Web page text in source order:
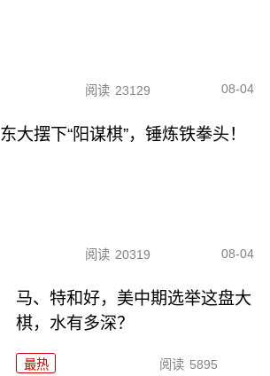
阅读 23129 08-04
大摆下“阳谋棋”，锤炼铁拳头！
阅读 20319 08-04
马、特和好，美中期选举这盘大
棋，水有多深？
最热 阅读 5895